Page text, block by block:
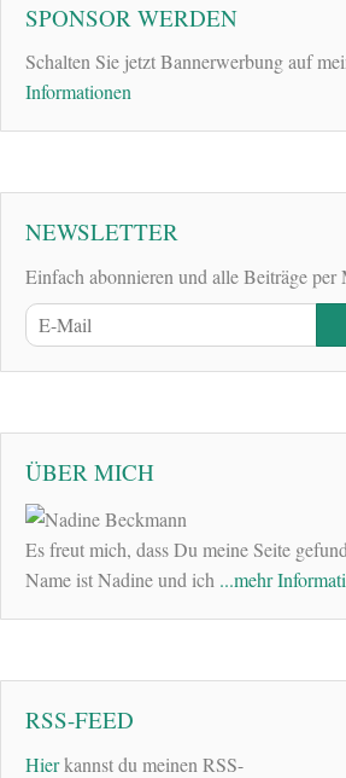
SPONSOR WERDEN
Schalten Sie jetzt Bannerwerbung auf
Informationen
NEWSLETTER
Einfach abonnieren und alle Beiträge per
ÜBER MICH
Es freut mich, dass Du meine Seite
Name ist Nadine und ich ...mehr
RSS-FEED
Hierkannst du meinen RSS-